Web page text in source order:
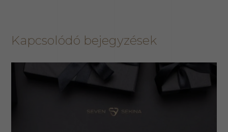
Kapcsolódó bejegyzések